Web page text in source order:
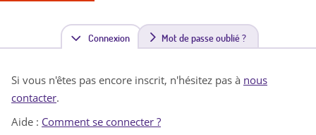
Connexion(
n
Mot de passe oublié ?
Si vous n'êtes pas encore inscrit, n'hésitez pas à nous
contacter.
Aide : Comment se connecter ?